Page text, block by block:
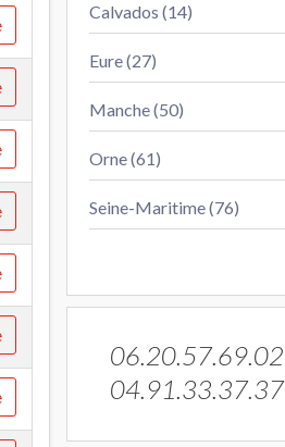
Calvados (14)
Eure (27)
Manche (50)
Orne (61)
Seine-Maritime (76)
06.20.57.69.02
04.91.33.37.37